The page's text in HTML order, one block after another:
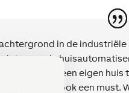
in de
interesse in
kregen om een eigen huis
dan ook een must.